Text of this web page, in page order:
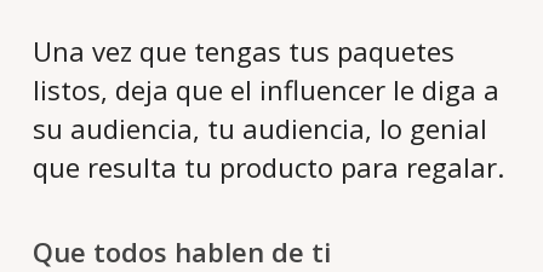
Una vez que tengas tus paquetes
listos, deja que el influencer le diga a
su audiencia, tu audiencia, lo genial
que resulta tu producto para regalar.
Que todos hablen de ti